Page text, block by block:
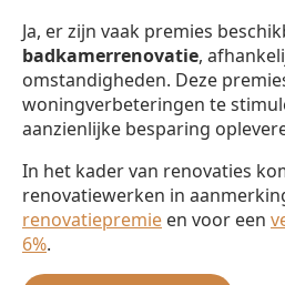
Ja, er zijn vaak premies
badkamerrenovatie,
omstandigheden. Deze
woningverbeteringen te
aanzienlijke besparing
In het kader van renovaties
renovatiewerken in
renovatiepremie en voor een
6%.